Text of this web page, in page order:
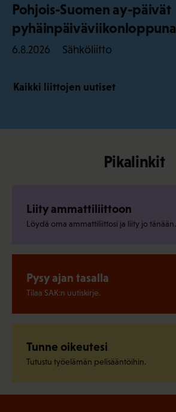
Pohjois-Suomen ay-päivät
pyhäinpäiväviikonloppuna
6.8.2026 Sähköliitto
Kaikki liittojen uutiset
Pikalinkit
Liity ammattiliittoon
Löydä oma ammattiliittosi ja liity jo tänään.
Pysy ajan tasalla
Tilaa SAK:n uutiskirje.
Tunne oikeutesi
Tutustu työelämän pelisääntöihin.